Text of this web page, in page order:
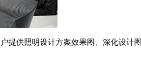
提供照明设计方案效果图、深化设